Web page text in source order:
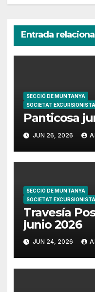
Entrada
SECCIÓ DE MUNTANYA
SOCIETAT
Panticosa
JUN 26, 2026
SECCIÓ DE MUNTANYA
SOCIETAT
Travesía
junio 2026
JUN 24, 2026